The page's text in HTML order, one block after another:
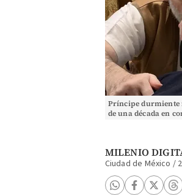
Príncipe durmiente
de una década en
MILENIO
Ciudad de México /